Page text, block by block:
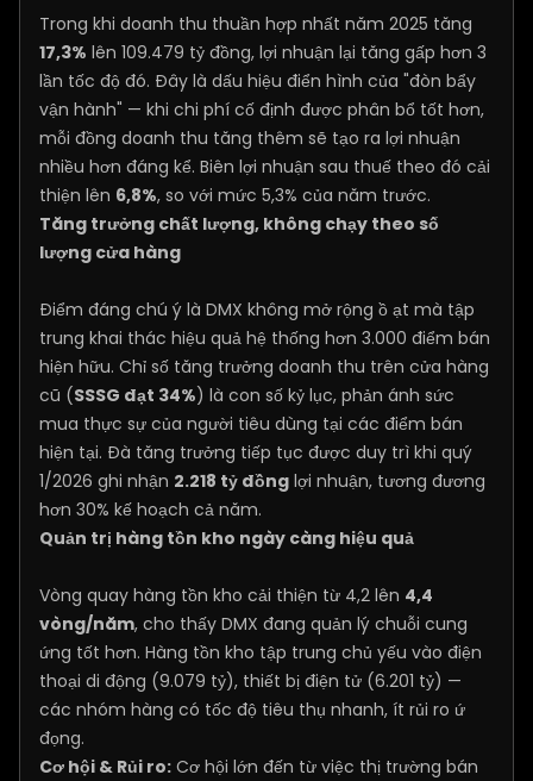
Trong khi doanh thu thuần hợp nhất năm 2025 tăng
17,3% lên 109.479 tỷ đồng, lợi nhuận lại tăng gấp hơn 3
lần tốc độ đó. Đây là dấu hiệu điển hình của "đòn bẩy
vận hành" — khi chi phí cố định được phân bổ tốt hơn,
mỗi đồng doanh thu tăng thêm sẽ tạo ra lợi nhuận
nhiều hơn đáng kể. Biên lợi nhuận sau thuế theo đó cải
thiện lên 6,8%, so với mức 5,3% của năm trước.
Tăng trưởng chất lượng, không chạy theo số
lượng cửa hàng
Điểm đáng chú ý là DMX không mở rộng ồ ạt mà tập
trung khai thác hiệu quả hệ thống hơn 3.000 điểm bán
hiện hữu. Chỉ số tăng trưởng doanh thu trên cửa hàng
cũ (SSSG đạt 34%) là con số kỷ lục, phản ánh sức
mua thực sự của người tiêu dùng tại các điểm bán
hiện tại. Đà tăng trưởng tiếp tục được duy trì khi quý
1/2026 ghi nhận 2.218 tỷ đồng lợi nhuận, tương đương
hơn 30% kế hoạch cả năm.
Quản trị hàng tồn kho ngày càng hiệu quả
Vòng quay hàng tồn kho cải thiện từ 4,2 lên 4,4
vòng/năm, cho thấy DMX đang quản lý chuỗi cung
ứng tốt hơn. Hàng tồn kho tập trung chủ yếu vào điện
thoại di động (9.079 tỷ), thiết bị điện tử (6.201 tỷ) —
các nhóm hàng có tốc độ tiêu thụ nhanh, ít rủi ro ứ
đọng.
Cơ hội & Rủi ro: Cơ hội lớn đến từ việc thị trường bán